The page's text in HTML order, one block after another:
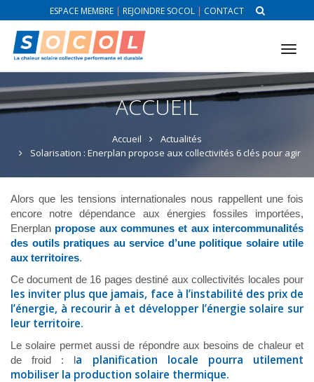
ESPACE MEMBRE| REJOINDRE SOCOL| CONTACT
ACCUEIL
Accueil
Actualités
Solarisation : Enerplan propose aux collectivités 6 clés pour agir
Alors que les tensions internationales nous rappellent une fois
encore notre dépendance aux énergies fossiles importées,
Enerplan propose aux communes et aux intercommunalités
des outils pratiques au service d’une politique solaire utile
aux territoires.
Ce document de 16 pages destiné aux collectivités locales pour
les inviter plus que jamais, face à l’instabilité des prix de
l’énergie, à recourir à et développer l’énergie solaire sur
leur territoire.
Le solaire permet aussi de répondre aux besoins de chaleur et
de froid : la planification locale pourra utilement
mobiliser la production solaire thermique.